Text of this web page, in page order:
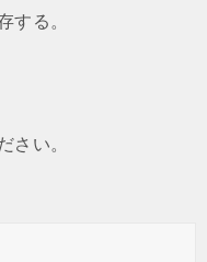
する。
さい。